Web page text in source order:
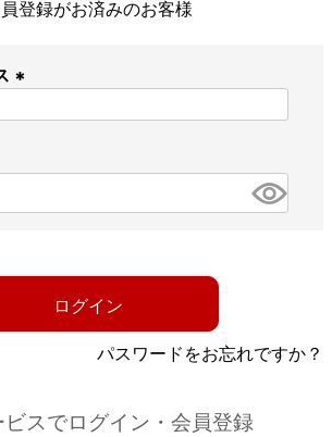
登録がお済みのお客様
ログイン
パスワードをお忘れですか？
スでログイン・会員登録